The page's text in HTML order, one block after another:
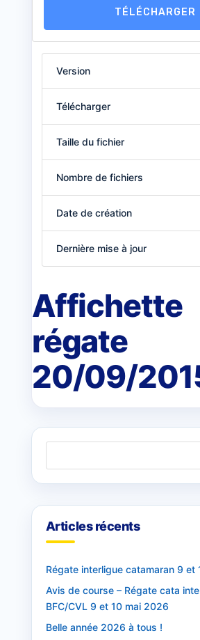
TÉLÉCHARGER
Version
Télécharger
Taille du fichier
Nombre de fichiers
Date de création
Dernière mise à jour
Affichette
régate
20/09/
Articles récents
Régate interligue catamaran 9 et
Avis de course – Régate cata
BFC/CVL 9 et 10 mai 2026
Belle année 2026 à tous !